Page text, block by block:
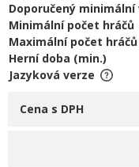
Doporučený minimální
Minimální počet hráčů
Maximální počet hráčů
Herní doba (min.)
Jazyková verze
Cena s DPH